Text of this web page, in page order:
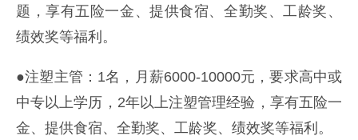
题，享有五险一金、提供食宿、全勤奖、工龄奖、
绩效奖等福利。
●注塑主管：1名，月薪6000-10000元，要求高中或
中专以上学历，2年以上注塑管理经验，享有五险一
金、提供食宿、全勤奖、工龄奖、绩效奖等福利。